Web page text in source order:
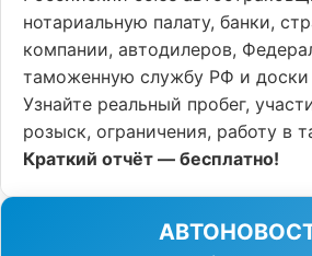
нотариальную палату, банки,
компании, автодилеров,
таможенную службу РФ и доски
Узнайте реальный пробег,
розыск, ограничения, работу в
Краткий отчёт — бесплатно!